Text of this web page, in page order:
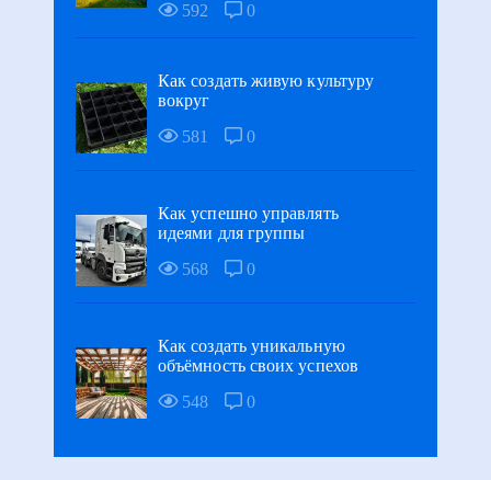
592
0
Как создать живую культуру
вокруг
581
0
Как успешно управлять
идеями для группы
568
0
Как создать уникальную
объёмность своих успехов
548
0